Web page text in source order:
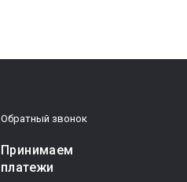
Обратный звонок
Принимаем
платежи